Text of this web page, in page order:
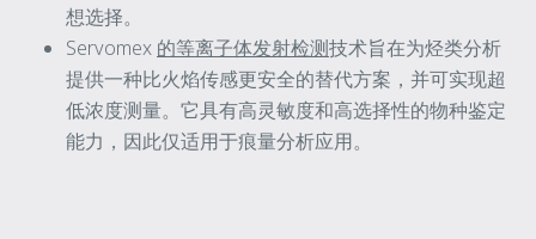
想选择。
Servomex 的等离子体发射检测技术旨在为烃类分析
提供一种比火焰传感更安全的替代方案，并可实现超
低浓度测量。它具有高灵敏度和高选择性的物种鉴定
能力，因此仅适用于痕量分析应用。